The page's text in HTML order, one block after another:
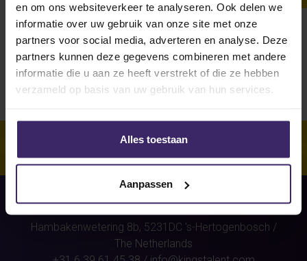
en om ons websiteverkeer te analyseren. Ook delen we
informatie over uw gebruik van onze site met onze
partners voor social media, adverteren en analyse. Deze
partners kunnen deze gegevens combineren met andere
informatie die u aan ze heeft verstrekt of die ze hebben
verzameld op basis van uw gebruik van hun services.
Alles toestaan
Aanpassen
Unfortunately, for this athlete
(Kim Smit)were no stories found.
Hambakenwetering 8b, 5231DC 's-Hertogenbosch /
The Netherlands